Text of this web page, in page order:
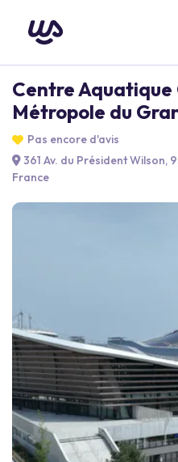
Centre Aquatique
Métropole du
Pas encore d'avis
361 Av. du Président Wilson,
France